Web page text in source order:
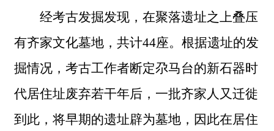
经考古发掘发现，在聚落遗址之上叠压
有齐家文化墓地，共计44座。根据遗址的发
掘情况，考古工作者断定尕马台的新石器时
代居住址废弃若干年后，一批齐家人又迁徙
到此，将早期的遗址辟为墓地，因此在居住